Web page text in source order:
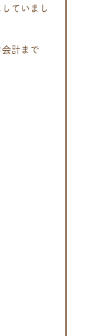
ていまし
計まで